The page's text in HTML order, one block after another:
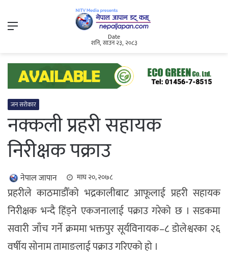
Menu
Date
शनि, साउन २३, २०८३
जन सरोकार
नक्कली प्रहरी सहायक
निरीक्षक पक्राउ
नेपाल जापान माघ २०, २०७८
प्रहरीले काठमाडौँको भद्रकालीबाट आफूलाई प्रहरी सहायक
निरीक्षक भन्दै हिंड्ने एकजनालाई पक्राउ गरेको छ । सडकमा
सवारी जाँच गर्ने क्रममा भक्तपुर सूर्यविनायक–८ डोलेश्वरका २६
वर्षीय सोनाम तामाङलाई पक्राउ गरिएको हो ।